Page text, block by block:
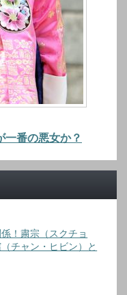
一番の悪女か？
！粛宗（スクチョ
チャン・ヒビン）と